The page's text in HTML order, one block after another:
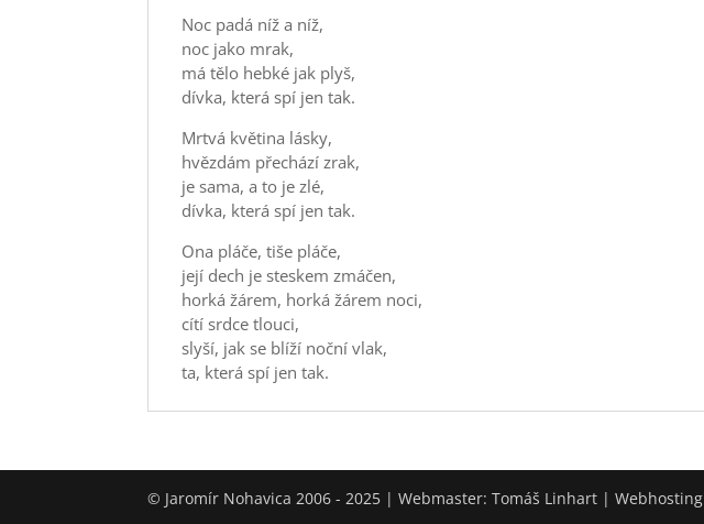
Noc padá níž a níž,
noc jako mrak,
má tělo hebké jak plyš,
dívka, která spí jen tak.
Mrtvá květina lásky,
hvězdám přechází zrak,
je sama, a to je zlé,
dívka, která spí jen tak.
Ona pláče, tiše pláče,
její dech je steskem zmáčen,
horká žárem, horká žárem noci,
cítí srdce tlouci,
slyší, jak se blíží noční vlak,
ta, která spí jen tak.
© Jaromír Nohavica 2006 - 2025 | Webmaster: Tomáš Linhart |